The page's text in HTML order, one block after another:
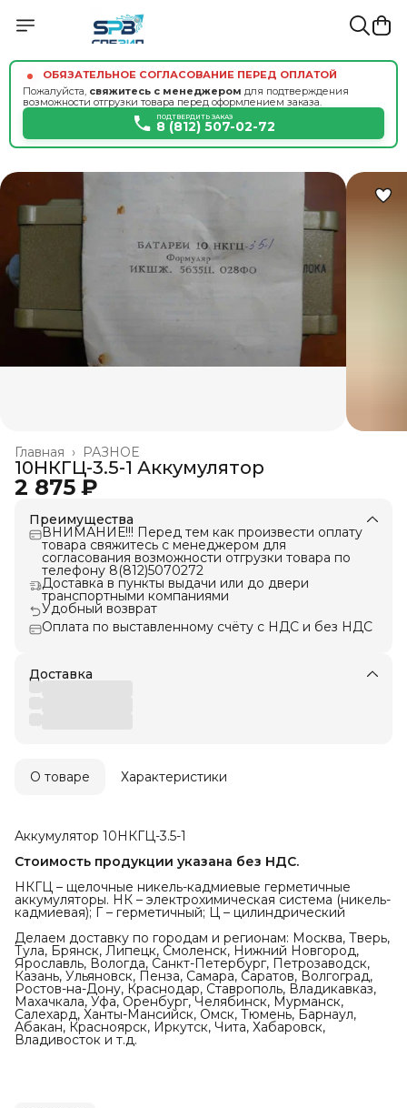
ОБЯЗАТЕЛЬНОЕ СОГЛАСОВАНИЕ ПЕРЕД ОПЛАТОЙ
Пожалуйста, свяжитесь с менеджером для подтверждения
возможности отгрузки товара перед оформлением заказа.
ПОДТВЕРДИТЬ ЗАКАЗ
8 (812) 507-02-72
РАЗНОЕ
Главная ›
10НКГЦ-3.5-1 Аккумулятор
2 875 ₽
Преимущества
ВНИМАНИЕ!!! Перед тем как произвести оплату
товара свяжитесь с менеджером для
согласования возможности отгрузки товара по
телефону 8(812)5070272
Доставка в пункты выдачи или до двери
транспортными компаниями
Удобный возврат
Оплата по выставленному счёту с НДС и без НДС
Доставка
О товаре Характеристики
Аккумулятор 10НКГЦ-3.5-1
Стоимость продукции указана без НДС.
НКГЦ – щелочные никель-кадмиевые герметичные
аккумуляторы. НК – электрохимическая система (никель-
кадмиевая); Г – герметичный; Ц – цилиндрический
Делаем доставку по городам и регионам: Москва, Тверь,
Тула, Брянск, Липецк, Смоленск, Нижний Новгород,
Ярославль, Вологда, Санкт-Петербург, Петрозаводск,
Казань, Ульяновск, Пенза, Самара, Саратов, Волгоград,
Ростов-на-Дону, Краснодар, Ставрополь, Владикавказ,
Махачкала, Уфа, Оренбург, Челябинск, Мурманск,
Салехард, Ханты-Мансийск, Омск, Тюмень, Барнаул,
Абакан, Красноярск, Иркутск, Чита, Хабаровск,
Владивосток и т.д.